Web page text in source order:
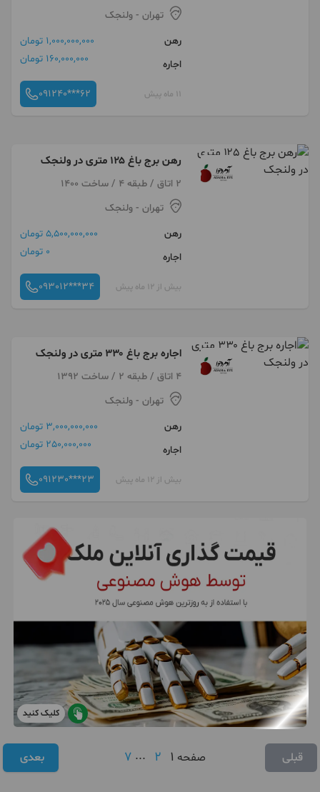
تهران - ولنجک
رهن
1,000,000,000 تومان
اجاره
160,000,000 تومان
11 ماه پیش 091240***62
رهن برج باغ ۱۲۵ متری در ولنجک
2 اتاق / طبقه 4 / ساخت 1400
تهران - ولنجک
رهن
5,500,000,000 تومان
اجاره
0 تومان
بیش از 12 ماه پیش 093012***34
اجاره برج باغ ۳۳۰ متری در ولنجک
4 اتاق / طبقه 2 / ساخت 1392
تهران - ولنجک
رهن
3,000,000,000 تومان
اجاره
250,000,000 تومان
بیش از 12 ماه پیش 091230***23
کلیک کنید
قبلی صفحه 1
2
...
7 بعدی